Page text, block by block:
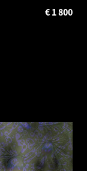
1 800
€